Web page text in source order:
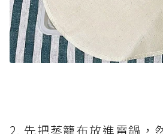
2. 先把蒸籠布放進電鍋，